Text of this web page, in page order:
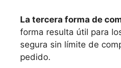
La tercera forma de
forma resulta útil para
segura sin límite de
pedido.